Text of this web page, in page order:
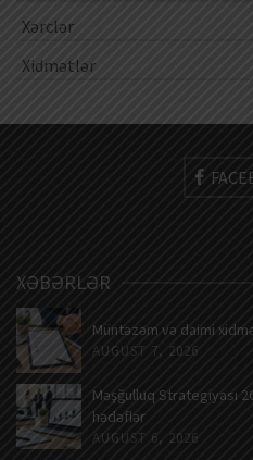
Xərclər
Xidmətlər
XƏBƏRLƏR
Müntəzəm və daimi
AUGUST 7, 2026
Məşğulluq Strategiyası
hədəflər
AUGUST 6, 2026